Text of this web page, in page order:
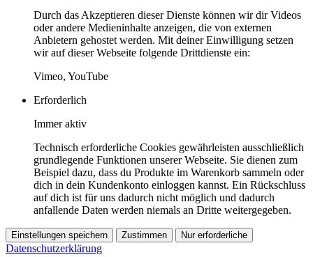
Durch das Akzeptieren dieser Dienste können wir dir Videos
oder andere Medieninhalte anzeigen, die von externen
Anbietern gehostet werden. Mit deiner Einwilligung setzen
wir auf dieser Webseite folgende Drittdienste ein:
Vimeo, YouTube
Erforderlich
Immer aktiv
Technisch erforderliche Cookies gewährleisten ausschließlich
grundlegende Funktionen unserer Webseite. Sie dienen zum
Beispiel dazu, dass du Produkte im Warenkorb sammeln oder
dich in dein Kundenkonto einloggen kannst. Ein Rückschluss
auf dich ist für uns dadurch nicht möglich und dadurch
anfallende Daten werden niemals an Dritte weitergegeben.
Einstellungen speichern Zustimmen Nur erforderliche
Datenschutzerklärung